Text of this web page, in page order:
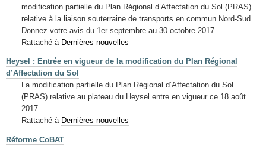
modification partielle du Plan Régional d’Affectation du Sol (PRAS)
relative à la liaison souterraine de transports en commun Nord-Sud.
Donnez votre avis du 1er septembre au 30 octobre 2017.
Rattaché à Dernières nouvelles
Heysel : Entrée en vigueur de la modification du Plan Régional
d’Affectation du Sol
La modification partielle du Plan Régional d’Affectation du Sol
(PRAS) relative au plateau du Heysel entre en vigueur ce 18 août
2017
Rattaché à Dernières nouvelles
Réforme CoBAT